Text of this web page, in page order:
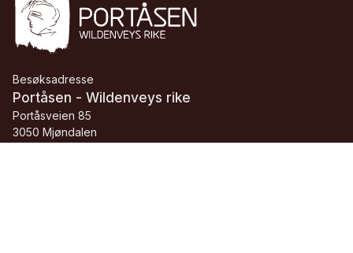
Besøksadresse
Portåsen - Wildenveys rike
Portåsveien 85
3050 Mjøndalen